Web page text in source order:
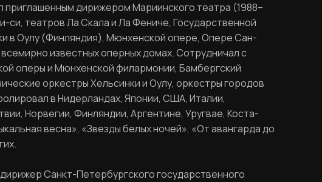
дирижером Мариинского театра (1988–
театров Ла Скала и Ла Фениче, Государственной
в Оулу (Финляндия), Мюнхенской опере, Опере Сан-
известных оперных домах. Сотрудничал с
оперы и Мюнхенской филармонии, Бамбергский
оркестры Хельсинки и Оулу, оркестры городов
в Нидерландах, Японии, США, Италии,
Норвегии, Финляндии, Аргентине, Уругвае, Коста-
весна», «Звезды белых ночей», «От авангарда до
Санкт-Петербургского государственного
с